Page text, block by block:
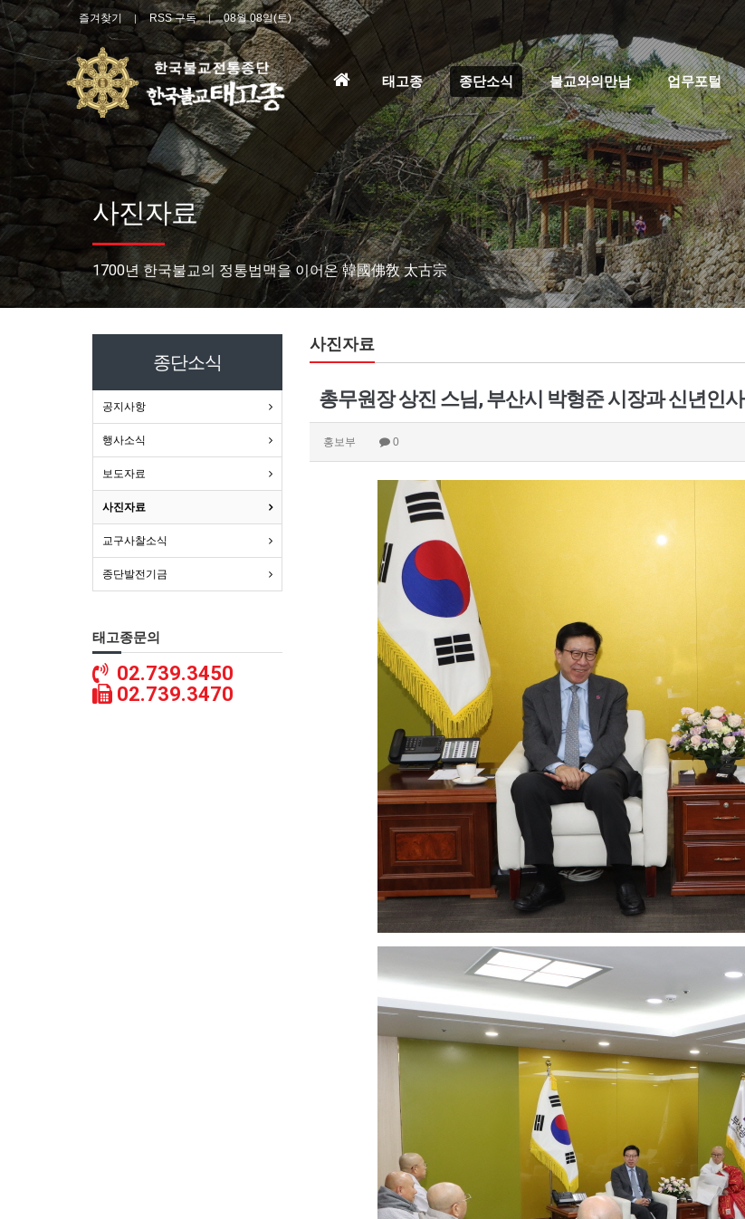
즐겨찾기 RSS 구독 08월 08일(토)
홈
태고종 종단소식 불교와의만남 업무포털
사진자료
1700년 한국불교의 정통법맥을 이어온 韓國佛敎 太古宗
사진자료
총무원장 상진 스님, 부산시 박형준 시장과 신년인사
홍보부 0
종단소식
공지사항
행사소식
보도자료
사진자료
교구사찰소식
종단발전기금
태고종문의
02.739.3450
02.739.3470